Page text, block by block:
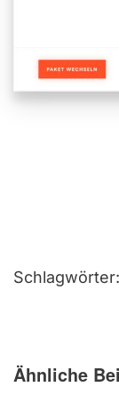
Schlagwörter:
Ähnliche